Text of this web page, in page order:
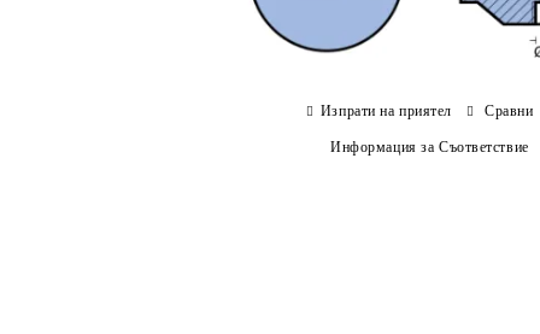
Изпрати на приятел Сравни
Информация за Съответствие